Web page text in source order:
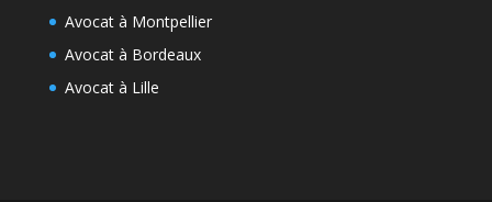
Avocat à Montpellier
Avocat à Bordeaux
Avocat à Lille